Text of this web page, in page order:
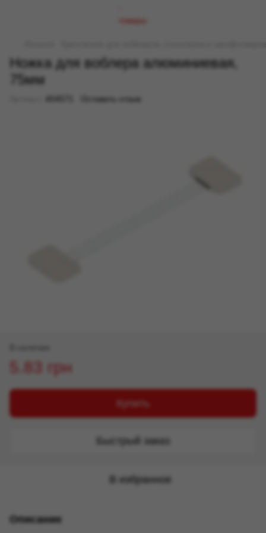
Ножка для воблера алюминиевая,
75мм
Оставить отзыв
5.83 грн
Купить
Быстрый заказ
В избранное
Описание